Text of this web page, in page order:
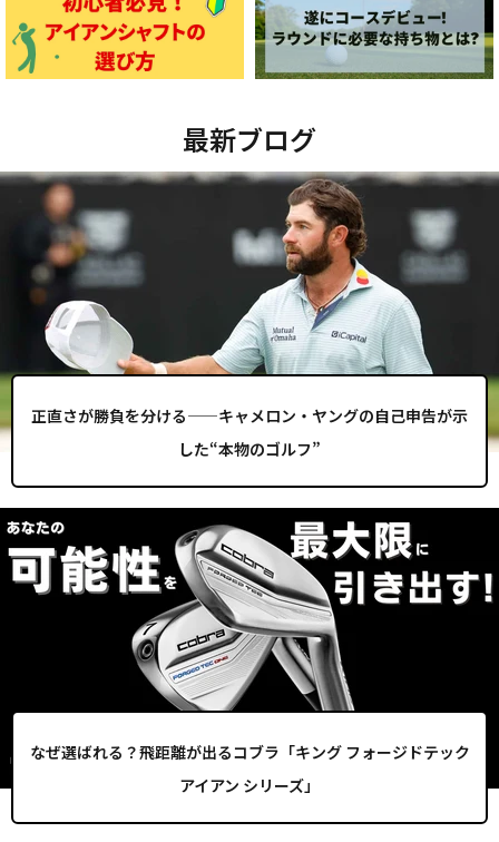
最新ブログ
正直さが勝負を分ける——キャメロン・ヤングの自己申告が示
した“本物のゴルフ”
なぜ選ばれる？飛距離が出るコブラ「キング フォージドテック
アイアン シリーズ」